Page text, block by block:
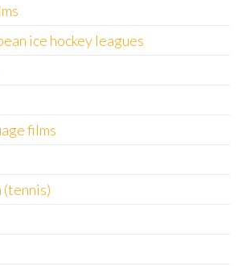
ice hockey leagues
films
(tennis)